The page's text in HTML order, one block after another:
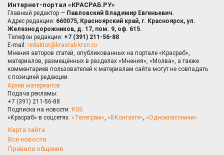
Интернет-портал «КРАСРАБ.РУ»
Главный редактор — Павловский Владимир Евгеньевич.
Адрес редакции: 660075, Красноярский край, г. Красноярск, ул.
Железнодорожников, д. 17, пом. 9, оф. 615.
Телефон редакции: +7 (391) 211-56-88
E-mail: redaktor@krasrab.krsn.ru
Мнения авторов статей, опубликованных на портале «Красраб»,
материалов, размещённых в разделах «Мнения», «Молва», а также
комментариев пользователей к материалам сайта могут не совпадать
с позицией редакции.
Архив материалов
Подача рекламы:
+7 (391) 211-56-88
Подписка на новости: RSS
«Красраб» в соцсетях: «Телеграм», «ВКонтакте», «Одноклассники»
Карта сайта
Все новости
Правила общения